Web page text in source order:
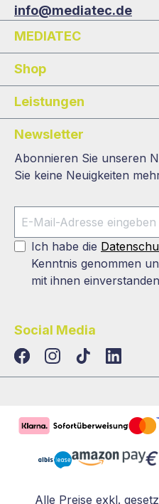
info@mediatec.de
MEDIATEC
Shop
Leistungen
Newsletter
Abonnieren Sie unseren
Sie keine Neuigkeiten
Ich habe die
Kenntnis genommen
mit ihnen
Social Media
TikTokLinkedIn
Alle Preise exkl.